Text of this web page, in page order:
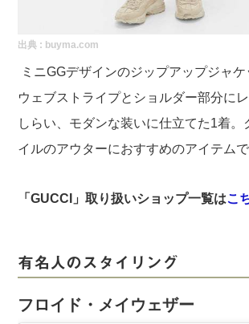
出典 : buyma.com
ミニGGデザインのジップアップジャ
ウェブストライプとショルダー部分に
しらい、モダンな装いに仕立てた1着。
イルのアウターにおすすめのアイテムで
「GUCCI」取り扱いショップ一覧はこ
有名人のスタイリング
フロイド・メイウェザー